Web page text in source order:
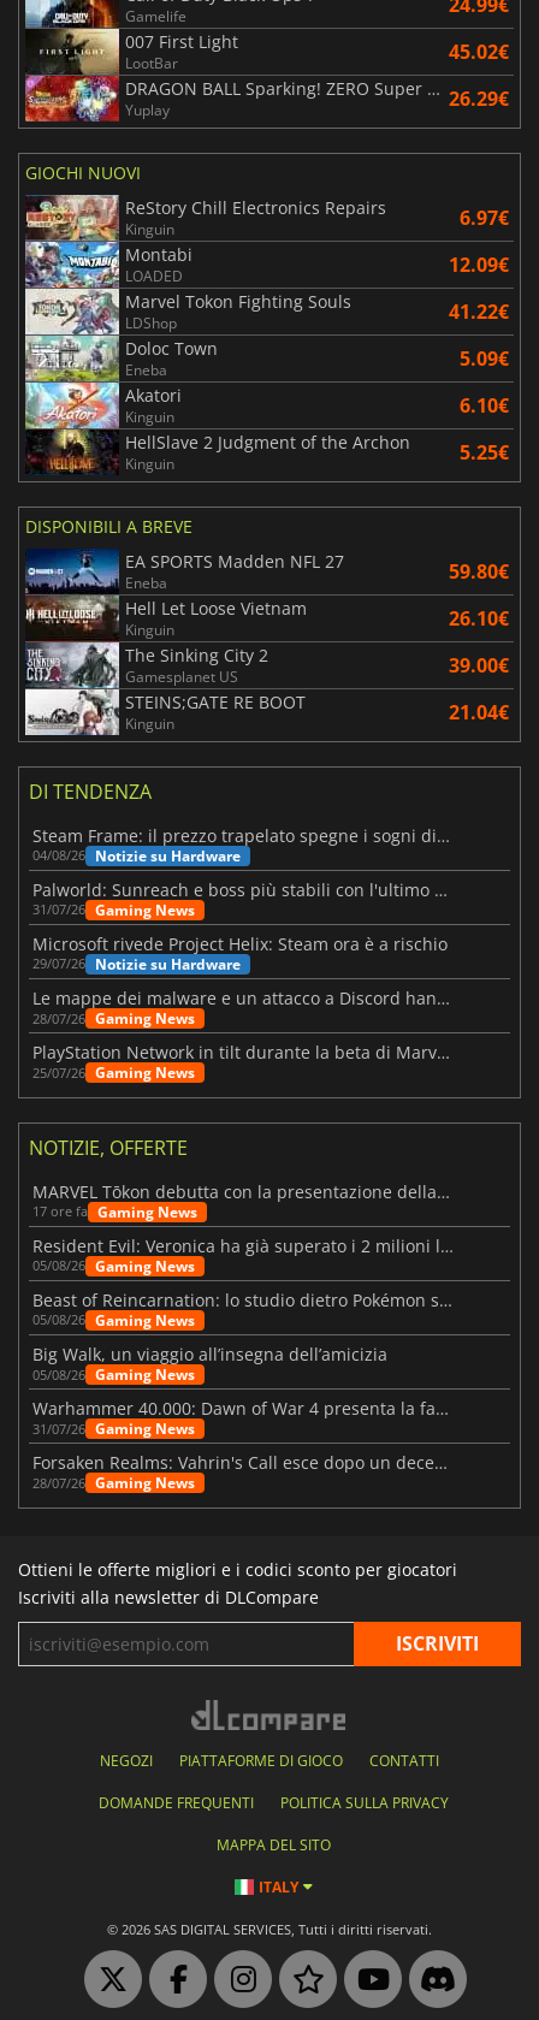
Gamelife
007 First Light
LootBar 45.02€
DRAGON BALL Sparking! ZERO Super Limit Breaking NEO
Yuplay 26.29€
GIOCHI NUOVI
ReStory Chill Electronics Repairs
Kinguin 6.97€
Montabi
LOADED 12.09€
Marvel Tokon Fighting Souls
LDShop 41.22€
Doloc Town
Eneba 5.09€
Akatori
Kinguin 6.10€
HellSlave 2 Judgment of the Archon
Kinguin 5.25€
DISPONIBILI A BREVE
EA SPORTS Madden NFL 27
Eneba 59.80€
Hell Let Loose Vietnam
Kinguin 26.10€
The Sinking City 2
Gamesplanet US 39.00€
STEINS;GATE RE BOOT
Kinguin 21.04€
DI TENDENZA
Steam Frame: il prezzo trapelato spegne i sogni di un VR economico
04/08/26 Notizie su Hardware
Palworld: Sunreach e boss più stabili con l'ultimo update
31/07/26 Gaming News
Microsoft rivede Project Helix: Steam ora è a rischio
29/07/26 Notizie su Hardware
Le mappe dei malware e un attacco a Discord hanno colpito Meccha Chameleon
28/07/26 Gaming News
PlayStation Network in tilt durante la beta di Marvel Tōkon
25/07/26 Gaming News
NOTIZIE, OFFERTE
MARVEL Tōkon debutta con la presentazione della roadmap per il primo anno
17 ore fa Gaming News
Resident Evil: Veronica ha già superato i 2 milioni liste dei desideri
05/08/26 Gaming News
Beast of Reincarnation: lo studio dietro Pokémon su una nuova strada
05/08/26 Gaming News
Big Walk, un viaggio all’insegna dell’amicizia
05/08/26 Gaming News
Warhammer 40.000: Dawn of War 4 presenta la fazione dei Necron
31/07/26 Gaming News
Forsaken Realms: Vahrin's Call esce dopo un decennio di sviluppo
28/07/26 Gaming News
Ottieni le offerte migliori e i codici sconto per giocatori
Iscriviti alla newsletter di DLCompare
NEGOZI PIATTAFORME DI GIOCO CONTATTI
DOMANDE FREQUENTI POLITICA SULLA PRIVACY
MAPPA DEL SITO
ITALY
© 2026 SAS DIGITAL SERVICES, Tutti i diritti riservati.